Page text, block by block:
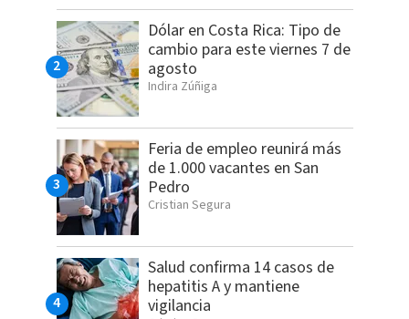
Dólar en Costa Rica: Tipo de
cambio para este viernes 7 de
agosto
Indira Zúñiga
Feria de empleo reunirá más
de 1.000 vacantes en San
Pedro
Cristian Segura
Salud confirma 14 casos de
hepatitis A y mantiene
vigilancia